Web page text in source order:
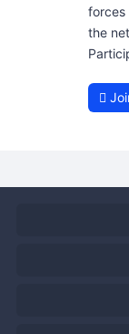
forces
the